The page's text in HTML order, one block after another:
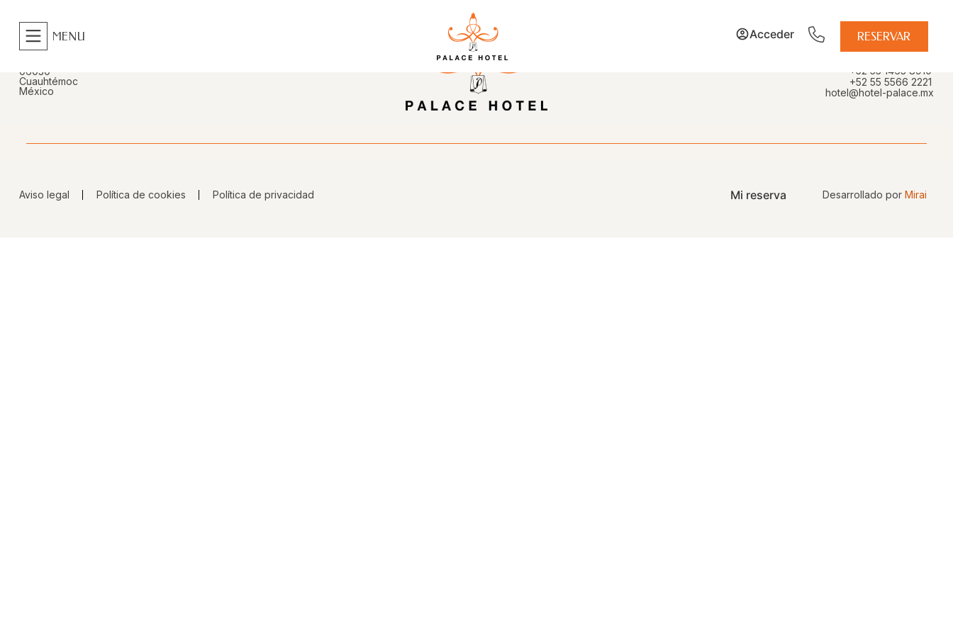
MENU Acceder RESERVAR
DIRECCIÓN
06030
Cuauhtémoc
México
CONTACTO
+52 55 1463 8910
+52 55 5566 2221
hotel@hotel-palace.mx
Aviso legal Política de cookies Política de privacidad Mi reserva Desarrollado porMirai